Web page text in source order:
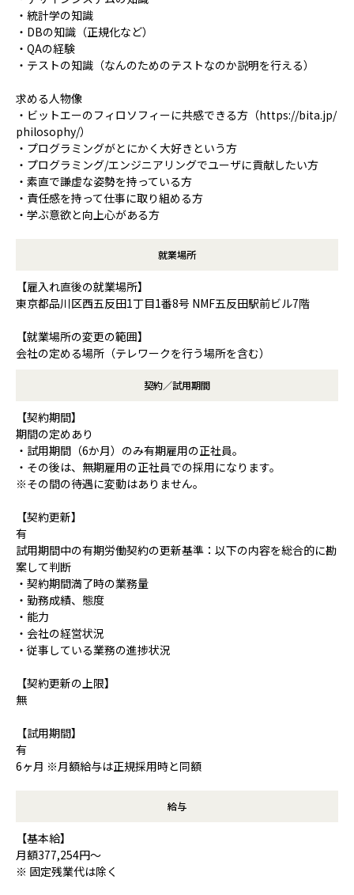
・統計学の知識
・DBの知識（正規化など）
・QAの経験
・テストの知識（なんのためのテストなのか説明を行える）
求める人物像
・ビットエーのフィロソフィーに共感できる方（https://bita.jp/
philosophy/）
・プログラミングがとにかく大好きという方
・プログラミング/エンジニアリングでユーザに貢献したい方
・素直で謙虚な姿勢を持っている方
・責任感を持って仕事に取り組める方
・学ぶ意欲と向上心がある方
就業場所
【雇入れ直後の就業場所】
東京都品川区西五反田1丁目1番8号 NMF五反田駅前ビル7階
【就業場所の変更の範囲】
会社の定める場所（テレワークを行う場所を含む）
契約／試用期間
【契約期間】
期間の定めあり
・試用期間（6か月）のみ有期雇用の正社員。
・その後は、無期雇用の正社員での採用になります。
※その間の待遇に変動はありません。
【契約更新】
有
試用期間中の有期労働契約の更新基準：以下の内容を総合的に勘
案して判断
・契約期間満了時の業務量
・勤務成績、態度
・能力
・会社の経営状況
・従事している業務の進捗状況
【契約更新の上限】
無
【試用期間】
有
6ヶ月 ※月額給与は正規採用時と同額
給与
【基本給】
月額377,254円～
※ 固定残業代は除く